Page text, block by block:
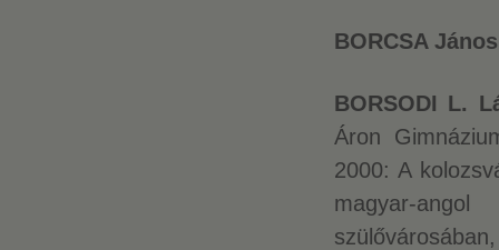
BORCSA
BORSODI L.
Áron
2000: A
magyar-